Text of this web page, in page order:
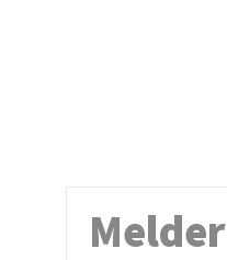
Melder